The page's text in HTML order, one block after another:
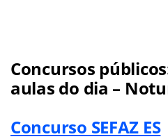
Concursos
aulas do dia –
Concurso SEFAZ ES